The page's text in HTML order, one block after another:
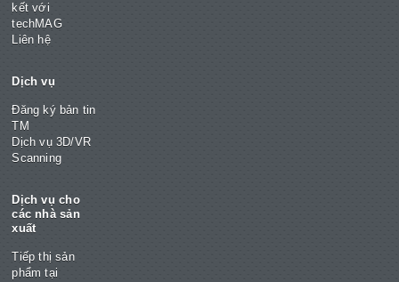
kết với
techMAG
Liên hệ
Dịch vụ
Đăng ký bản tin
TM
Dịch vụ 3D/VR
Scanning
Dịch vụ cho
các nhà sản
xuất
Tiếp thị sản
phẩm tại